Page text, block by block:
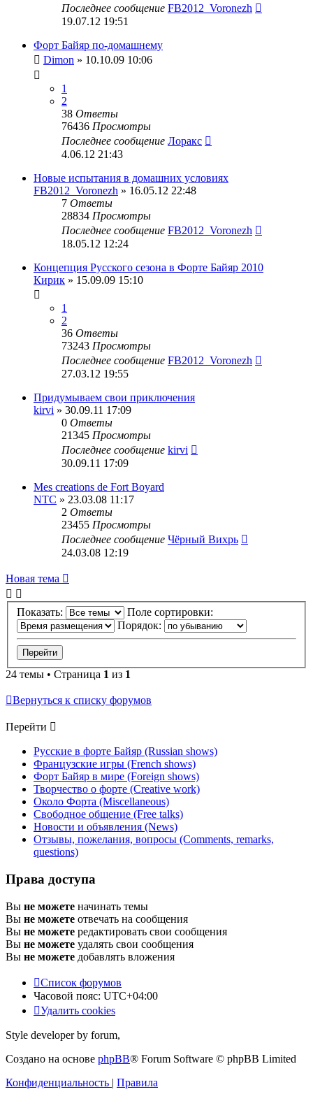
Последнее сообщение FB2012_Voronezh
19.07.12 19:51
Форт Байяр по-домашнему
Dimon » 10.10.09 10:06
1
2
38 Ответы
76436 Просмотры
Последнее сообщение Лоракс
4.06.12 21:43
Новые испытания в домашних условиях
FB2012_Voronezh » 16.05.12 22:48
7 Ответы
28834 Просмотры
Последнее сообщение FB2012_Voronezh
18.05.12 12:24
Концепция Русского сезона в Форте Байяр 2010
Кирик » 15.09.09 15:10
1
2
36 Ответы
73243 Просмотры
Последнее сообщение FB2012_Voronezh
27.03.12 19:55
Придумываем свои приключения
kirvi » 30.09.11 17:09
0 Ответы
21345 Просмотры
Последнее сообщение kirvi
30.09.11 17:09
Mes creations de Fort Boyard
NTC » 23.03.08 11:17
2 Ответы
23455 Просмотры
Последнее сообщение Чёрный Вихрь
24.03.08 12:19
Новая тема
Показать:
Поле сортировки:
Порядок:
24 темы • Страница 1 из 1
Вернуться к списку форумов
Перейти
Русские в форте Байяр (Russian shows)
Французские игры (French shows)
Форт Байяр в мире (Foreign shows)
Творчество о форте (Creative work)
Около Форта (Miscellaneous)
Свободное общение (Free talks)
Новости и объявления (News)
Отзывы, пожелания, вопросы (Comments, remarks,
questions)
Права доступа
Вы не можете начинать темы
Вы не можете отвечать на сообщения
Вы не можете редактировать свои сообщения
Вы не можете удалять свои сообщения
Вы не можете добавлять вложения
Список форумов
Часовой пояс: UTC+04:00
Удалить cookies
Style developer by forum,
Создано на основе phpBB® Forum Software © phpBB Limited
Конфиденциальность | Правила